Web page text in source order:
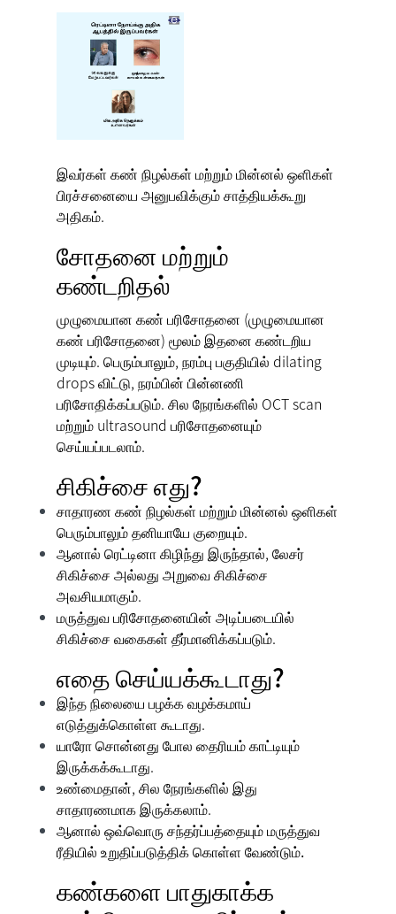
இவர்கள் கண் நிழல்கள் மற்றும் மின்னல் ஒளிகள்
பிரச்சனையை அனுபவிக்கும் சாத்தியக்கூறு
அதிகம்.
சோதனை மற்றும்
கண்டறிதல்
முழுமையான கண் பரிசோதனை (முழுமையான
கண் பரிசோதனை) மூலம் இதனை கண்டறிய
முடியும். பெரும்பாலும், நரம்பு பகுதியில் dilating
drops விட்டு, நரம்பின் பின்னணி
பரிசோதிக்கப்படும். சில நேரங்களில் OCT scan
மற்றும் ultrasound பரிசோதனையும்
செய்யப்படலாம்.
சிகிச்சை எது?
சாதாரண கண் நிழல்கள் மற்றும் மின்னல் ஒளிகள்
பெரும்பாலும் தனியாயே குறையும்.
ஆனால் ரெட்டினா கிழிந்து இருந்தால், லேசர்
சிகிச்சை அல்லது அறுவை சிகிச்சை
அவசியமாகும்.
மருத்துவ பரிசோதனையின் அடிப்படையில்
சிகிச்சை வகைகள் தீர்மானிக்கப்படும்.
எதை செய்யக்கூடாது?
இந்த நிலையை பழக்க வழக்கமாய்
எடுத்துக்கொள்ள கூடாது.
யாரோ சொன்னது போல தைரியம் காட்டியும்
இருக்கக்கூடாது.
உண்மைதான், சில நேரங்களில் இது
சாதாரணமாக இருக்கலாம்.
ஆனால் ஒவ்வொரு சந்தர்ப்பத்தையும்மருத்துவ
ரீதியில் உறுதிப்படுத்திக் கொள்ள வேண்டும்.
கண்களை பாதுகாக்க